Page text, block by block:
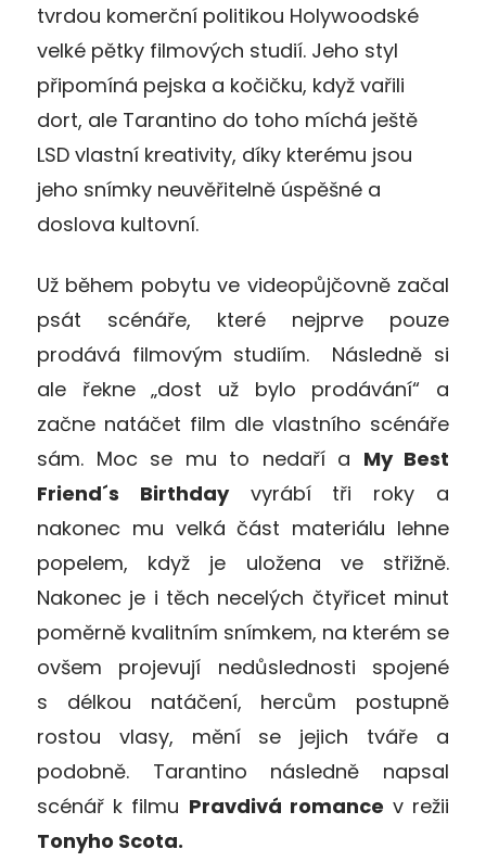
tvrdou komerční politikou Holywoodské
velké pětky filmových studií. Jeho styl
připomíná pejska a kočičku, když vařili
dort, ale Tarantino do toho míchá ještě
LSD vlastní kreativity, díky kterému jsou
jeho snímky neuvěřitelně úspěšné a
doslova kultovní.
Už během pobytu ve videopůjčovně začal
psát scénáře, které nejprve pouze
prodává filmovým studiím. Následně si
ale řekne „dost už bylo prodávání“ a
začne natáčet film dle vlastního scénáře
sám. Moc se mu to nedaří a My Best
Friend´s Birthdayvyrábí tři roky a
nakonec mu velká část materiálu lehne
popelem, když je uložena ve střižně.
Nakonec je i těch necelých čtyřicet minut
poměrně kvalitním snímkem, na kterém se
ovšem projevují nedůslednosti spojené
s délkou natáčení, hercům postupně
rostou vlasy, mění se jejich tváře a
podobně. Tarantino následně napsal
scénář k filmu Pravdivá romance v režii
Tonyho Scota.